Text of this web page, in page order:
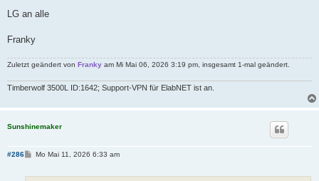
LG an alle
Franky
Zuletzt geändert von Franky am Mi Mai 06, 2026 3:19 pm, insgesamt 1-mal geändert.
Timberwolf 3500L ID:1642; Support-VPN für ElabNET ist an.
Sunshinemaker
#286
BMo Mai 11, 2026 6:33 am